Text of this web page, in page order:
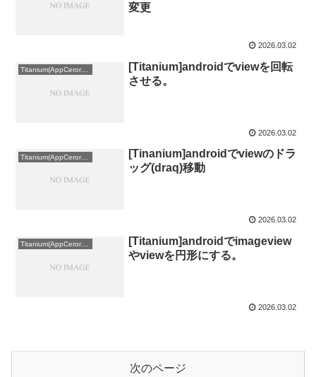
変更
2026.03.02
Titanium(AppCerorater)
[Titanium]androidでviewを回転
させる。
2026.03.02
Titanium(AppCerorater)
[Tinanium]androidでviewのドラ
ッグ(draq)移動
2026.03.02
Titanium(AppCerorater)
[Titanium]androidでimageview
やviewを円形にする。
2026.03.02
次のページ